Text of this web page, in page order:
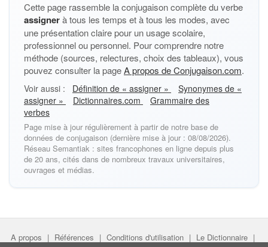
Cette page rassemble la conjugaison complète du verbe
assignerà tous les temps et à tous les modes, avec
une présentation claire pour un usage scolaire,
professionnel ou personnel. Pour comprendre notre
méthode (sources, relectures, choix des tableaux), vous
pouvez consulter la pageA propos de Conjugaison.com.
Voir aussi : Définition de « assigner »
Synonymes de «
assigner »
Dictionnaires.com
Grammaire des
verbes
Page mise à jour régulièrement à partir de notre base de
données de conjugaison (dernière mise à jour : 08/08/2026).
Réseau Semantiak : sites francophones en ligne depuis plus
de 20 ans, cités dans de nombreux travaux universitaires,
ouvrages et médias.
A propos | Références | Conditions d'utilisation | Le Dictionnaire |